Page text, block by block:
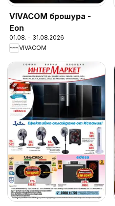
VIVACOM брошура -
Eon
01.08. - 31.08.2026
VIVACOM